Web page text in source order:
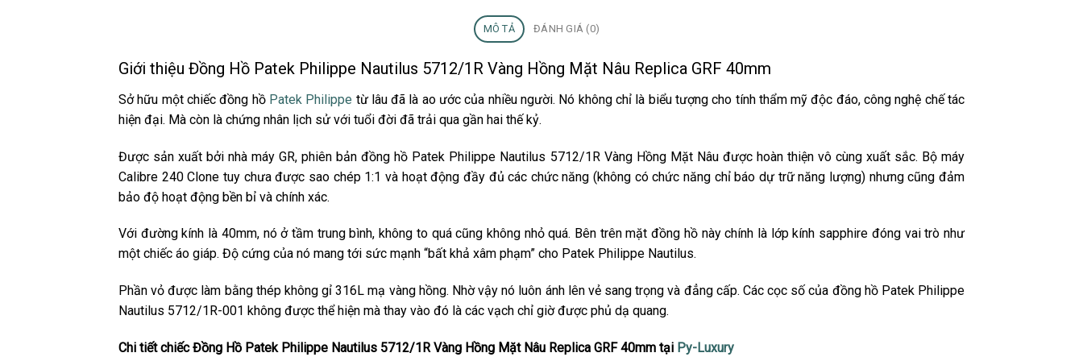
MÔ TẢ ĐÁNH GIÁ (0)
Giới thiệu Đồng Hồ Patek Philippe Nautilus 5712/1R Vàng Hồng Mặt Nâu Replica GRF 40mm
Sở hữu một chiếc đồng hồ Patek Philippe từ lâu đã là ao ước của nhiều người. Nó không chỉ là biểu tượng cho tính thẩm mỹ độc đáo, công nghệ chế tác
hiện đại. Mà còn là chứng nhân lịch sử với tuổi đời đã trải qua gần hai thế kỷ.
Được sản xuất bởi nhà máy GR, phiên bản đồng hồ Patek Philippe Nautilus 5712/1R Vàng Hồng Mặt Nâu được hoàn thiện vô cùng xuất sắc. Bộ máy
Calibre 240 Clone tuy chưa được sao chép 1:1 và hoạt động đầy đủ các chức năng (không có chức năng chỉ báo dự trữ năng lượng) nhưng cũng đảm
bảo độ hoạt động bền bỉ và chính xác.
Với đường kính là 40mm, nó ở tầm trung bình, không to quá cũng không nhỏ quá. Bên trên mặt đồng hồ này chính là lớp kính sapphire đóng vai trò như
một chiếc áo giáp. Độ cứng của nó mang tới sức mạnh “bất khả xâm phạm” cho Patek Philippe Nautilus.
Phần vỏ được làm bằng thép không gỉ 316L mạ vàng hồng. Nhờ vậy nó luôn ánh lên vẻ sang trọng và đẳng cấp. Các cọc số của đồng hồ Patek Philippe
Nautilus 5712/1R-001 không được thể hiện mà thay vào đó là các vạch chỉ giờ được phủ dạ quang.
Chi tiết chiếc Đồng Hồ Patek Philippe Nautilus 5712/1R Vàng Hồng Mặt Nâu Replica GRF 40mm tại Py-Luxury